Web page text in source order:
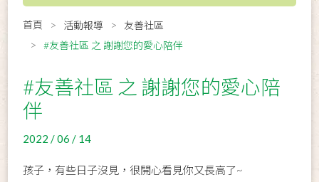
首頁 活動報導
友善社區
#友善社區 之 謝謝您的愛心陪伴
#友善社區 之 謝謝您的愛心陪
伴
2022 / 06 / 14
孩子，有些日子沒見，很開心看見你又長高了~